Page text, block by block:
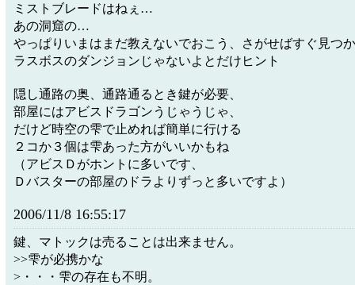
ミストブレードはねぇ…
あの洞窟の…
やっぱりいまはまだ教えないでおこう、さがせばすぐ見つ
ラスボスのダンジョンじゃないよとだけヒント
隠し通路の奥、通路通るとき鍵が必要、
部屋にはアビスドラゴンうじゃうじゃ、
だけど時空の雫で止めれば簡単に行ける
２コか３個は雫あった方がいいかもね
（アビスＤがホントに多いです、
Ｄバスターの部屋のドラよりずっと多いですよ）
2006/11/8 16:55:17
鍵、マトックは売ることは出来ません。
>>雫が必携かな
>・・・雫の存在も不明。